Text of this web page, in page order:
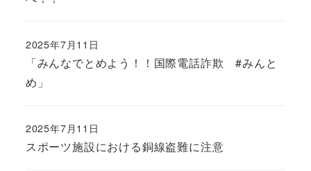
「みんなでとめよう！！国際電話詐欺 #みんと
め」
2025年7月11日
スポーツ施設における銅線盗難に注意
2025年7月11日